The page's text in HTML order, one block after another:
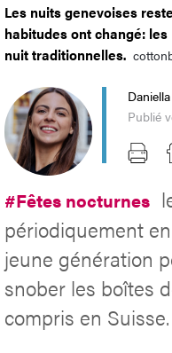
Les nuits genevoises
habitudes ont changé:
nuit traditionnelles.
Publié
#Fêtes nocturnes
périodiquement
jeune génération
snober les boîtes
compris en Suisse.